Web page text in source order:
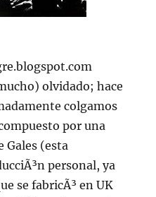
olvidado; hace
colgamos
por una
Gales (esta
personal, ya
se fabricÃ³ en UK